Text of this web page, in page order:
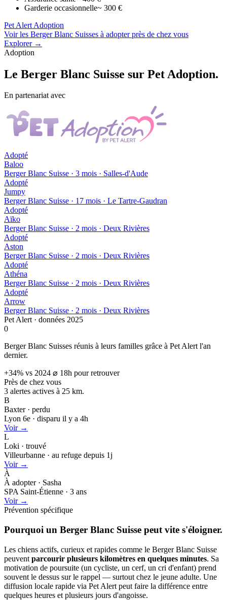
Garderie occasionnelle~ 300 €
Pet Alert Adoption
Voir les Berger Blanc Suisses à adopter près de chez vous
Explorer →
Adoption
Le Berger Blanc Suisse sur Pet Adoption.
En partenariat avec
Adopté
Baloo
Berger Blanc Suisse · 3 mois · Salles-d'Aude
Adopté
Jumpy
Berger Blanc Suisse · 17 mois · Le Tartre-Gaudran
Adopté
Aïko
Berger Blanc Suisse · 2 mois · Deux Rivières
Adopté
Aston
Berger Blanc Suisse · 2 mois · Deux Rivières
Adopté
Athéna
Berger Blanc Suisse · 2 mois · Deux Rivières
Adopté
Arrow
Berger Blanc Suisse · 2 mois · Deux Rivières
Pet Alert · données 2025
0
Berger Blanc Suisses réunis à leurs familles grâce à Pet Alert l'an
dernier.
+34% vs 2024 ⌀ 18h pour retrouver
Près de chez vous
3 alertes actives à 25 km.
B
Baxter · perdu
Lyon 6e · disparu il y a 4h
Voir →
L
Loki · trouvé
Villeurbanne · au refuge depuis 1j
Voir →
À
À adopter · Sasha
SPA Saint-Étienne · 3 ans
Voir →
Prévention spécifique
Pourquoi un Berger Blanc Suisse peut vite s'éloigner.
Les chiens actifs, curieux et rapides comme le Berger Blanc Suisse
peuvent parcourir plusieurs kilomètres en quelques minutes. Sa
motivation de poursuite (un cycliste, un cerf, un cri d'enfant) prend
souvent le dessus sur le rappel — surtout chez le jeune adulte. Une
diffusion locale rapide via Pet Alert peut faire la différence entre
quelques heures et plusieurs jours d'angoisse.